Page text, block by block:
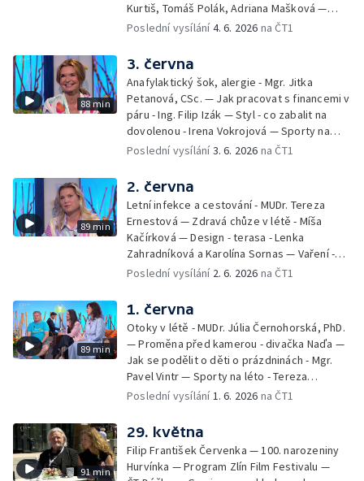
Kurtiš, Tomáš Polák, Adriana Mašková —
Debbie — Dětský čin roku — Zooterapie -
Jírová — Patrik Eliáš — Sladké recepty na
léto - Míša Sedláčková
Poslední vysílání4. 6. 2026 na ČT1
88 min
3. června
Anafylaktický šok, alergie - Mgr. Jitka
Petanová, CSc. — Jak pracovat s financemi v
páru - Ing. Filip Izák — Styl - co zabalit na
dovolenou - Irena Vokrojová — Sporty na
léto - paddleboard — Alžběta Jungrová —
Heřmánková, Zdeněk Žák, Josef Vrána
Poslední vysílání3. 6. 2026 na ČT1
89 min
2. června
Letní infekce a cestování - MUDr. Tereza
Ernestová — Zdravá chůze v létě - Míša
Kačírková — Design - terasa - Lenka
Zahradníková a Karolína Sornas — Vaření -
jahody - Simona Machurová — Letní sporty -
— Batohy do školy i na prázdniny - Mirka
Belhová — Pramen - Ivan Ostrochovský
Poslední vysílání 2. 6. 2026 na ČT1
89 min
1. června
Otoky v létě - MUDr. Júlia Černohorská, PhD.
— Proměna před kamerou - divačka Naďa —
Jak se podělit o děti o prázdninách - Mgr.
Pavel Vintr — Sporty na léto - Tereza
Michalová — Černé ovce — Změny v
v Českém ráji - Tomáš Jeřábek, Magdalena
Borová, Eva Váchová
Poslední vysílání1. 6. 2026 na ČT1
91 min
29. května
Filip František Červenka — 100. narozeniny
Hurvínka — Program Zlín Film Festivalu —